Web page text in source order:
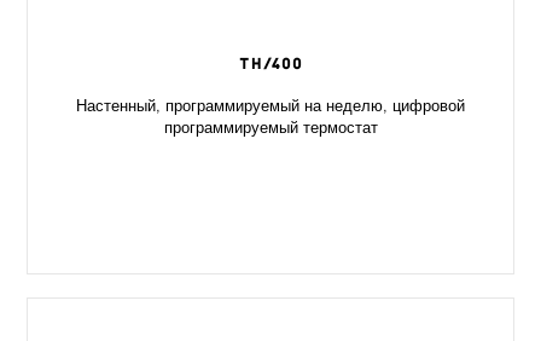
TH/400
Настенный, программируемый на неделю, цифровой
программируемый термостат